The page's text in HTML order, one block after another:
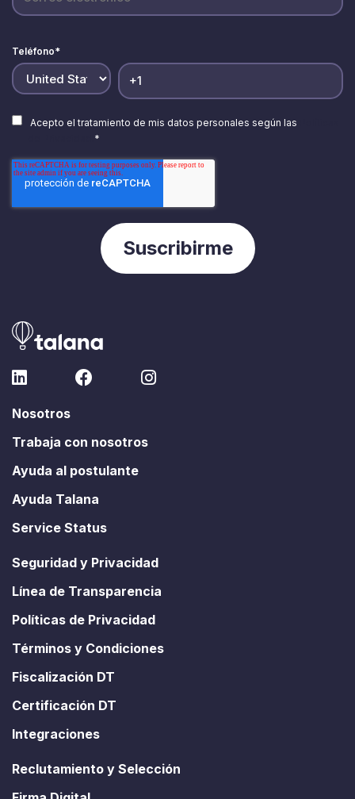
Teléfono*
Acepto el tratamiento de mis datos personales según las
*
Nosotros
Trabaja con nosotros
Ayuda al postulante
Ayuda Talana
Service Status
Seguridad y Privacidad
Línea de Transparencia
Políticas de Privacidad
Términos y Condiciones
Fiscalización DT
Certificación DT
Integraciones
Reclutamiento y Selección